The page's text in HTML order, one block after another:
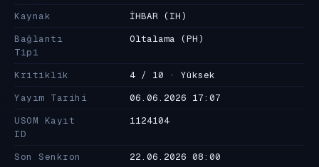
Kaynak
İHBAR (IH)
Bağlantı
Tipi
Oltalama (PH)
Kritiklik
4 / 10 · Yüksek
Yayım Tarihi
06.06.2026 17:07
USOM Kayıt
ID
1124104
Son Senkron 22.06.2026 08:00